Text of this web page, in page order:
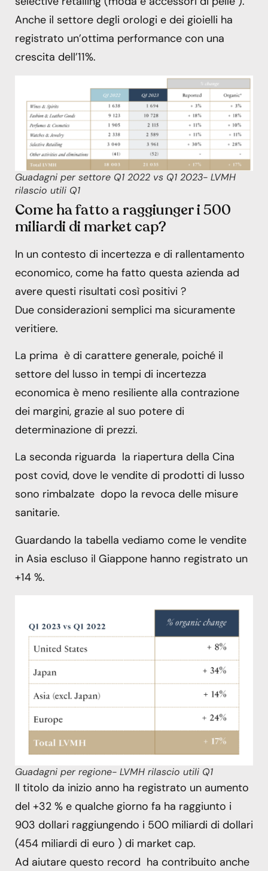
Anche il settore degli orologi e dei gioielli ha
registrato un’ottima performance con una
crescita dell’11%.
Guadagni per settore Q1 2022 vs Q1 2023- LVMH
rilascio utili Q1
Come ha fatto a raggiunger i 500
miliardi di market cap?
In un contesto di incertezza e di rallentamento
economico, come ha fatto questa azienda ad
avere questi risultati così positivi ?
Due considerazioni semplici ma sicuramente
veritiere.
La prima è di carattere generale, poiché il
settore del lusso in tempi di incertezza
economica è meno resiliente alla contrazione
dei margini, grazie al suo potere di
determinazione di prezzi.
La seconda riguarda la riapertura della Cina
post covid, dove le vendite di prodotti di lusso
sono rimbalzate dopo la revoca delle misure
sanitarie.
Guardando la tabella vediamo come le vendite
in Asia escluso il Giappone hanno registrato un
+14 %.
Guadagni per regione- LVMH rilascio utili Q1
Il titolo da inizio anno ha registrato un aumento
del +32 % e qualche giorno fa ha raggiunto i
903 dollari raggiungendo i 500 miliardi di dollari
(454 miliardi di euro ) di market cap.
Ad aiutare questo record ha contribuito anche